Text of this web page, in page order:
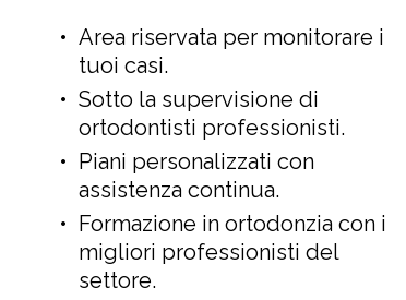
Area riservata per monitorare i
tuoi casi.
Sotto la supervisione di
ortodontisti professionisti.
Piani personalizzati con
assistenza continua.
Formazione in ortodonzia con i
migliori professionisti del
settore.